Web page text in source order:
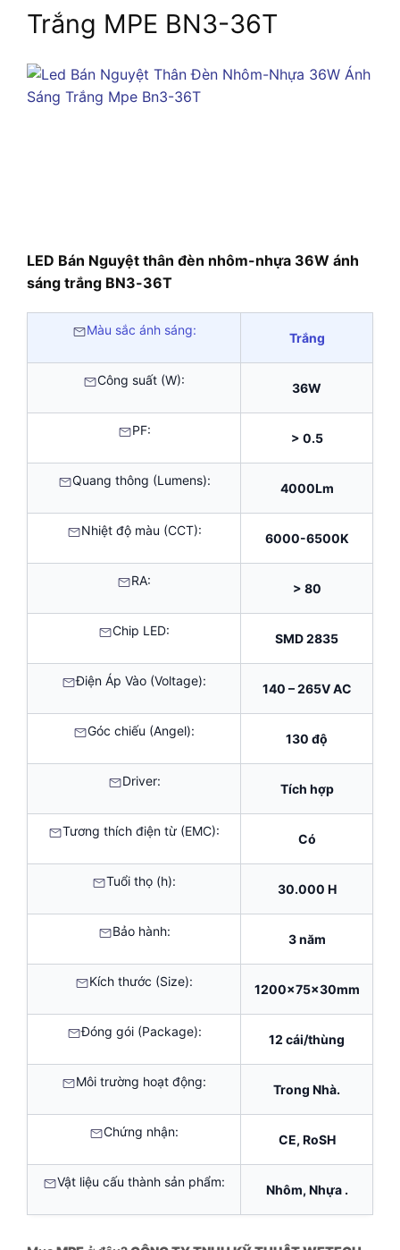
Trắng MPE BN3-36T
LED Bán Nguyệt thân đèn nhôm-nhựa 36W ánh
sáng trắng BN3-36T
Màu sắc ánh sáng:
Trắng
Công suất (W):
36W
PF:
> 0.5
Quang thông (Lumens):
4000Lm
Nhiệt độ màu (CCT):
6000-6500K
RA:
> 80
Chip LED:
SMD 2835
Điện Áp Vào (Voltage):
140 – 265V AC
Góc chiếu (Angel):
130 độ
Driver:
Tích hợp
Tương thích điện từ (EMC):
Có
Tuổi thọ (h):
30.000 H
Bảo hành:
3 năm
Kích thước (Size):
1200x75x30mm
Đóng gói (Package):
12 cái/thùng
Môi trường hoạt động:
Trong Nhà.
Chứng nhận:
CE, RoSH
Vật liệu cấu thành sản phẩm:
Nhôm, Nhựa .